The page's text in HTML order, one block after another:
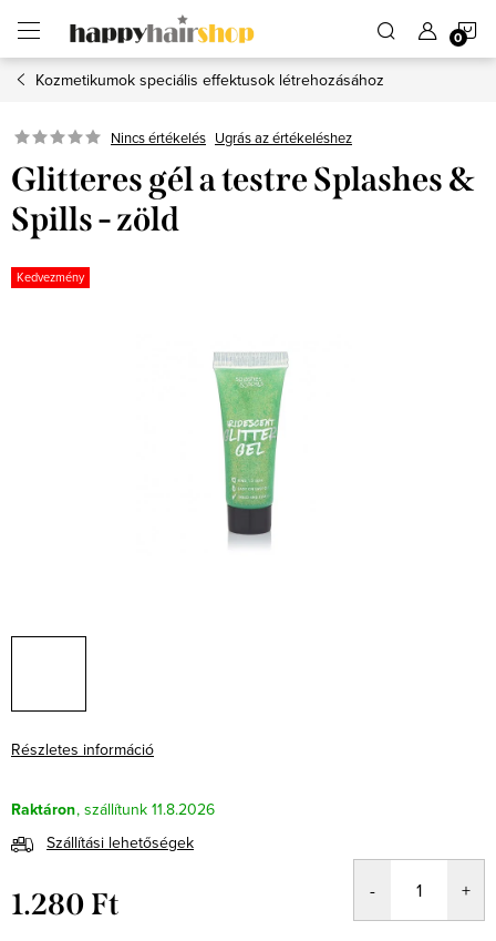
fő
tartalomhozKozmetikumok speciális effektusok létrehozásához
Nincs értékelés Ugrás az értékeléshez
Glitteres gél a testre Splashes &
Spills - zöld
Kedvezmény
Részletes információ
Raktáron
11.8.2026
Szállítási lehetőségek
1.280 Ft